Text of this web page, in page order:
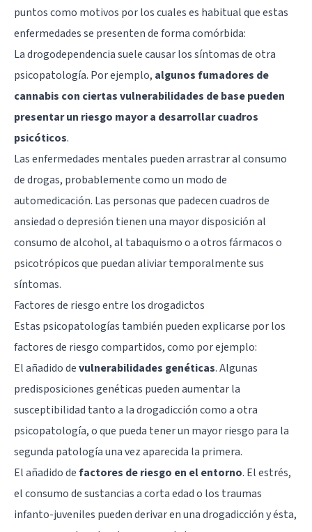
puntos como motivos por los cuales es habitual que estas
enfermedades se presenten de forma comórbida:
La drogodependencia suele causar los síntomas de otra
psicopatología. Por ejemplo, algunos fumadores de
cannabis con ciertas vulnerabilidades de base pueden
presentar un riesgo mayor a desarrollar cuadros
psicóticos.
Las enfermedades mentales pueden arrastrar al consumo
de drogas, probablemente como un modo de
automedicación. Las personas que padecen cuadros de
ansiedad o depresión tienen una mayor disposición al
consumo de alcohol, al tabaquismo o a otros fármacos o
psicotrópicos que puedan aliviar temporalmente sus
síntomas.
Factores de riesgo entre los drogadictos
Estas psicopatologías también pueden explicarse por los
factores de riesgo compartidos, como por ejemplo:
El añadido devulnerabilidades genéticas. Algunas
predisposiciones genéticas pueden aumentar la
susceptibilidad tanto a la drogadicción como a otra
psicopatología, o que pueda tener un mayor riesgo para la
segunda patología una vez aparecida la primera.
El añadido defactores de riesgo en el entorno. El estrés,
el consumo de sustancias a corta edad o los traumas
infanto-juveniles pueden derivar en una drogadicción y ésta,